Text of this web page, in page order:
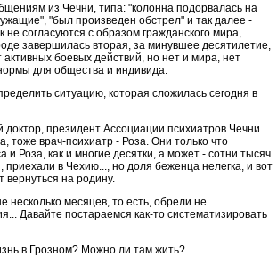
из Чечни, типа: "колонна подорвалась на
"был произведен обстрел" и так далее -
согласуются с образом гражданского мира,
завершилась вторая, за минувшее десятилетие,
активных боевых действий, но нет и мира, нет
для общества и индивида.
ситуацию, которая сложилась сегодня в
доктор, президент Ассоциации психиатров Чечни
тоже врач-психиатр - Роза. Они только что
и Роза, как и многие десятки, а может - сотни тысяч
приехали в Чехию..., но доля беженца нелегка, и вот
вернуться на родину.
несколько месяцев, то есть, обрели не
Давайте постараемся как-то систематизировать
в Грозном? Можно ли там жить?